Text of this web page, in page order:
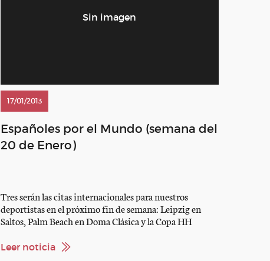
17/01/2013
Españoles por el Mundo (semana del
20 de Enero)
Tres serán las citas internacionales para nuestros
deportistas en el próximo fin de semana: Leipzig en
Saltos, Palm Beach en Doma Clásica y la Copa HH
VUELVE LA COPA DEL MUNDO CON EL CSIW* DE
Leer noticia